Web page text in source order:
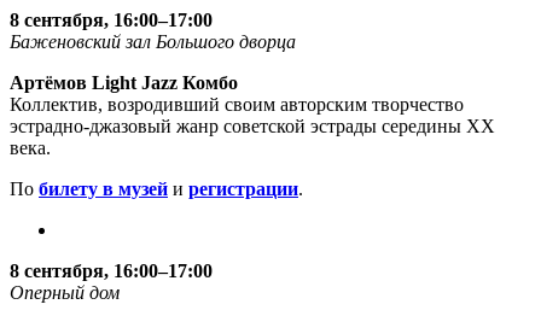
8 сентября, 16:00–17:00
Баженовский зал Большого дворца
Артёмов Light Jazz Комбо
Коллектив, возродивший своим авторским творчество
эстрадно-джазовый жанр советской эстрады середины ХХ
века.
По билету в музей и регистрации.
8 сентября, 16:00–17:00
Оперный дом